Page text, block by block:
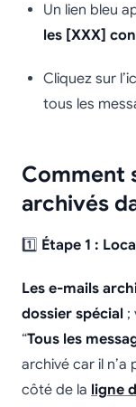
Un lien bleu
les [XXX]
Cliquez sur
tous les
Comment
archivés
1️⃣ Étape 1 :
Les e-mails
dossier spécial ;
“Tous les
archivé car il n’a
côté de la ligne